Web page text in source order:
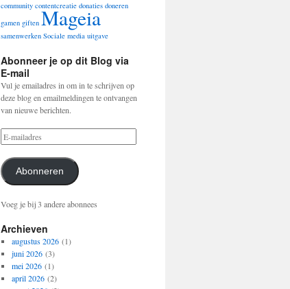
community contentcreatie donaties doneren
gamen giften Mageia
samenwerken Sociale media uitgave
Abonneer je op dit Blog via
E-mail
Vul je emailadres in om in te schrijven op
deze blog en emailmeldingen te ontvangen
van nieuwe berichten.
Abonneren
Voeg je bij 3 andere abonnees
Archieven
augustus 2026(1)
juni 2026(3)
mei 2026(1)
april 2026(2)